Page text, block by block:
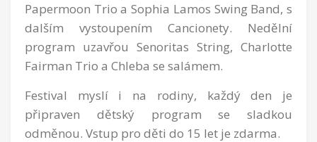
Papermoon Trio a Sophia Lamos Swing Band, s
dalším vystoupením Cancionety. Nedělní
program uzavřou Senoritas String, Charlotte
Fairman Trio a Chleba se salámem.
Festival myslí i na rodiny, každý den je
připraven dětský program se sladkou
odměnou. Vstup pro děti do 15 let je zdarma.